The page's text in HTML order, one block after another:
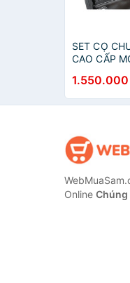
SET CỌ
CAO CẤP
SET
Online Chúng